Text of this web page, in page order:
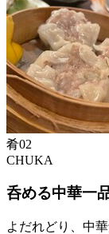
肴02
CHUKA
呑める中華一
よだれどり、中